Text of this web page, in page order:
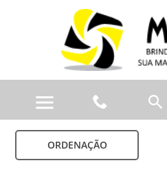
ORDENAÇÃO